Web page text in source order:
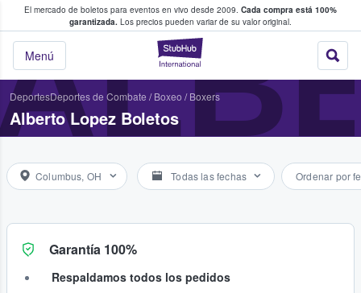
El mercado de boletos para eventos en vivo desde 2009. Cada compra está 100%
garantizada. Los precios pueden variar de su valor original.
StubHub: donde
Menú
fans compran y venden boletos
DeportesDeportes de Combate / Boxeo / Boxers
Alberto Lopez Boletos
Columbus, OH Todas las fechas Ordenar por
Garantía 100%
Respaldamos todos los pedidos